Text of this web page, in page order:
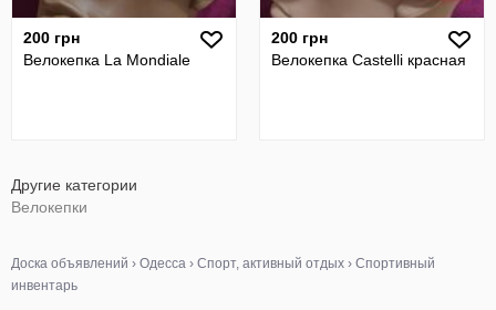
200 грн
Велокепка La Mondiale
200 грн
Велокепка Castelli красная
Другие категории
Велокепки
Доска объявлений › Одесса › Спорт, активный отдых › Спортивный
инвентарь